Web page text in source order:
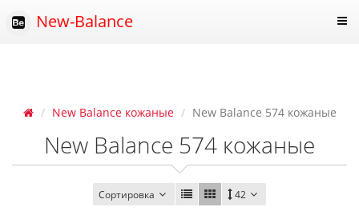
New-Balance
New Balance кожаные New Balance 574 кожаные
New Balance 574 кожаные
Сортировка 42